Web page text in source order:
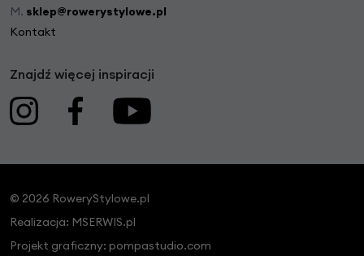
M. sklep@rowerystylowe.pl
Kontakt
Znajdź więcej inspiracji
© 2026 RoweryStylowe.pl
Realizacja: MSERWIS.pl
Projekt graficzny: pompastudio.com